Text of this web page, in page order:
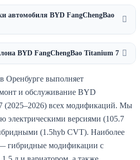
автомобиля BYD FangChengBao
BYD FangChengBao Titanium 7
Оренбурге выполняет
и обслуживание BYD
(2025–2026) всех модификаций. Мы
электрическими версиями (105.7
(1.5hyb CVT). Наиболее
гибридные модификации с